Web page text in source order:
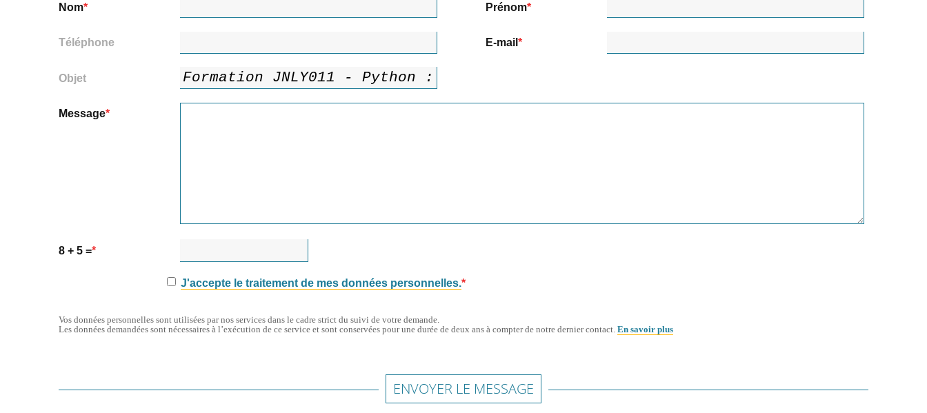
Nom Prénom
Téléphone E-mail
Objet
Message
8 + 5 =
J'accepte le traitement de mes données personnelles.
Vos données personnelles sont utilisées par nos services dans le cadre strict du suivi de votre demande.
Les données demandées sont nécessaires à l’exécution de ce service et sont conservées pour une durée de deux ans à compter de notre dernier contact. En savoir plus
ENVOYER LE MESSAGE